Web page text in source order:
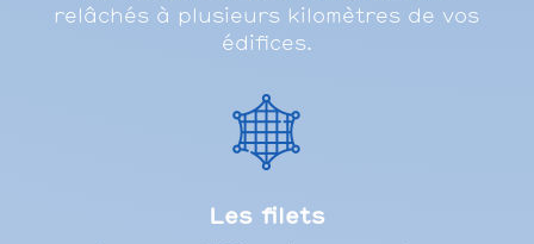
relâchés à plusieurs kilomètres de vos
édifices.
Les filets